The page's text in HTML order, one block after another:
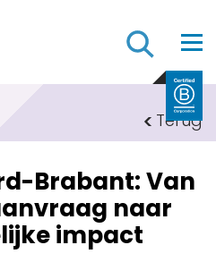
Terug
Brabant: Van
naar
impact